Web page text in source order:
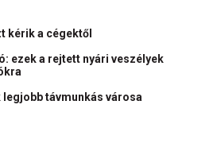
kérik a cégektől
ezek a rejtett nyári veszélyek
legjobb távmunkás városa